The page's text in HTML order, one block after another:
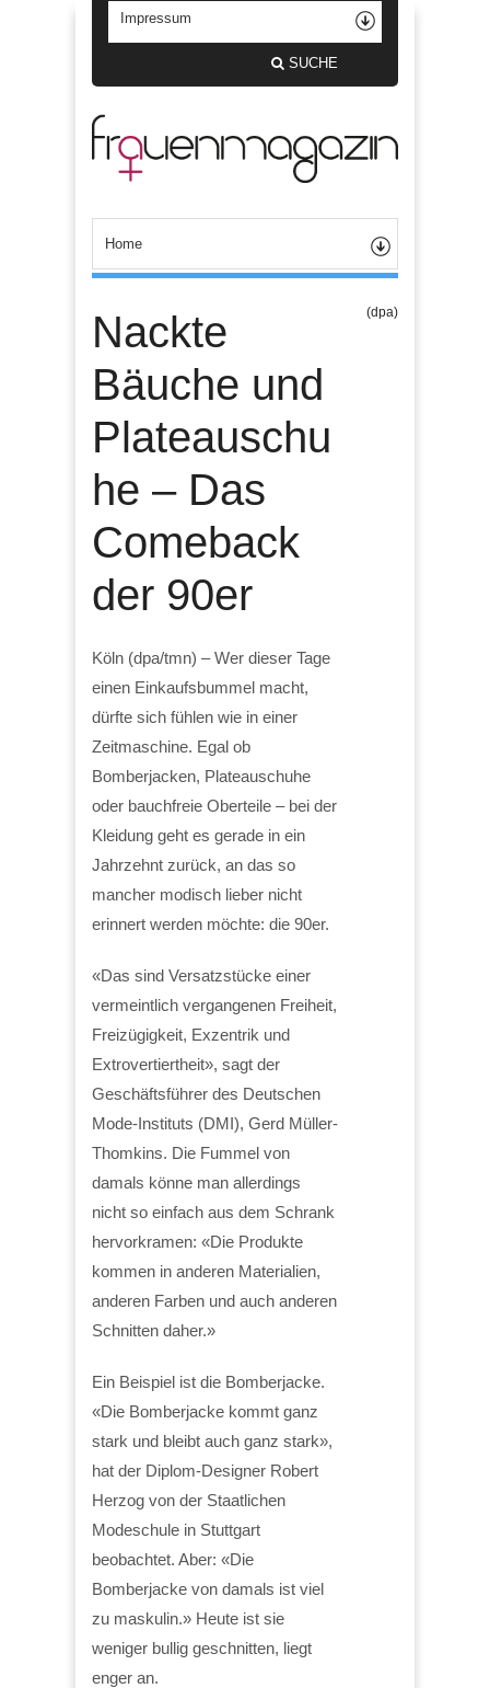
SUCHE
Nackte
Bäuche und
Plateauschu
he – Das
Comeback
der 90er
(dpa)
Köln (dpa/tmn) – Wer dieser Tage
einen Einkaufsbummel macht,
dürfte sich fühlen wie in einer
Zeitmaschine. Egal ob
Bomberjacken, Plateauschuhe
oder bauchfreie Oberteile – bei der
Kleidung geht es gerade in ein
Jahrzehnt zurück, an das so
mancher modisch lieber nicht
erinnert werden möchte: die 90er.
«Das sind Versatzstücke einer
vermeintlich vergangenen Freiheit,
Freizügigkeit, Exzentrik und
Extrovertiertheit», sagt der
Geschäftsführer des Deutschen
Mode-Instituts (DMI), Gerd Müller-
Thomkins. Die Fummel von
damals könne man allerdings
nicht so einfach aus dem Schrank
hervorkramen: «Die Produkte
kommen in anderen Materialien,
anderen Farben und auch anderen
Schnitten daher.»
Ein Beispiel ist die Bomberjacke.
«Die Bomberjacke kommt ganz
stark und bleibt auch ganz stark»,
hat der Diplom-Designer Robert
Herzog von der Staatlichen
Modeschule in Stuttgart
beobachtet. Aber: «Die
Bomberjacke von damals ist viel
zu maskulin.» Heute ist sie
weniger bullig geschnitten, liegt
enger an.